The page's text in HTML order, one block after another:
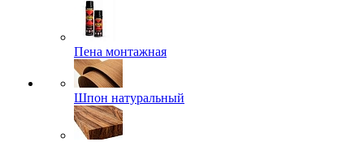
Пена монтажная
Шпон натуральный